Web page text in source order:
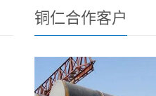
铜仁合作客户